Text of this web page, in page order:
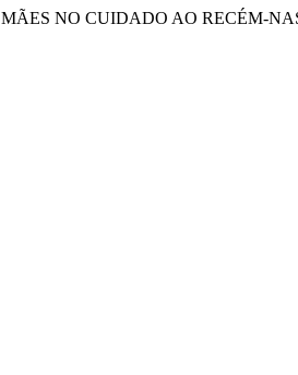
MÃES NO CUIDADO AO RECÉM-